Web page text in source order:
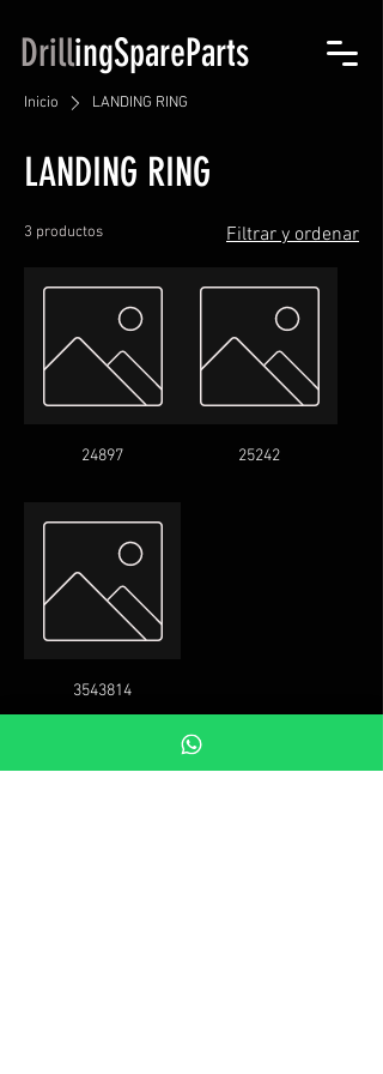
DrillingSpareParts
Inicio LANDING RING
LANDING RING
3 productos Filtrar y ordenar
24897 25242
3543814